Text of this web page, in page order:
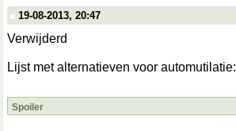
19-08-2013, 20:47
Verwijderd
Lijst met alternatieven voor automutilatie:
Spoiler